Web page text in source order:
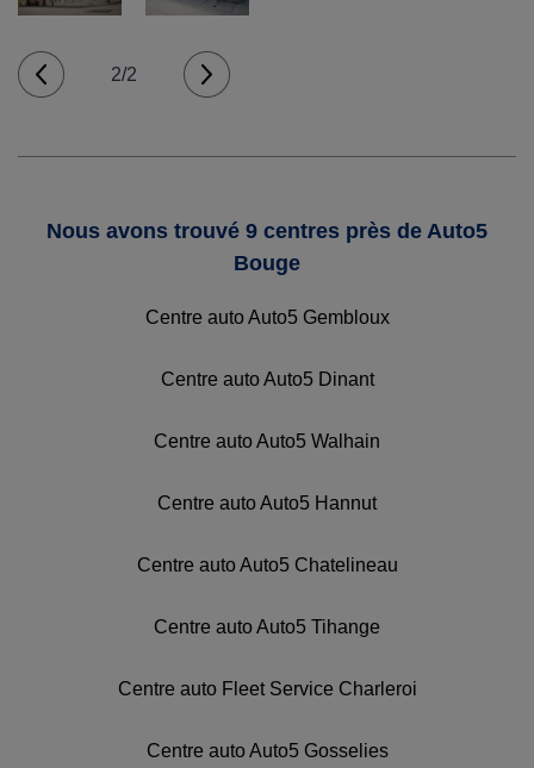
2/2
Nous avons trouvé 9 centres près de Auto5
Bouge
Centre auto Auto5 Gembloux
Centre auto Auto5 Dinant
Centre auto Auto5 Walhain
Centre auto Auto5 Hannut
Centre auto Auto5 Chatelineau
Centre auto Auto5 Tihange
Centre auto Fleet Service Charleroi
Centre auto Auto5 Gosselies